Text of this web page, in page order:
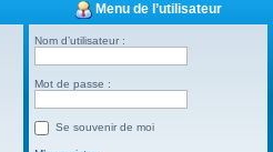
Menu de l’utilisateur
Nom d’utilisateur :
Mot de passe :
Se souvenir de moi